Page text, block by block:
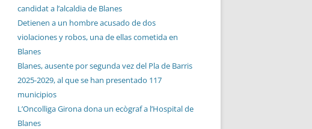
candidat a l’alcaldia de Blanes
Detienen a un hombre acusado de dos
violaciones y robos, una de ellas cometida en
Blanes
Blanes, ausente por segunda vez del Pla de Barris
2025-2029, al que se han presentado 117
municipios
L’Oncolliga Girona dona un ecògraf a l’Hospital de
Blanes